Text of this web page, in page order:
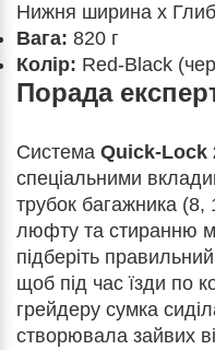
Нижня ширина х
Вага: 820 г
Колір: Red-Black
Порада
Система Quick-Lock
спеціальними
трубок багажника (8,
люфту та стиранню
підберіть
щоб під час їзди по
грейдеру сумка
створювала зайвих